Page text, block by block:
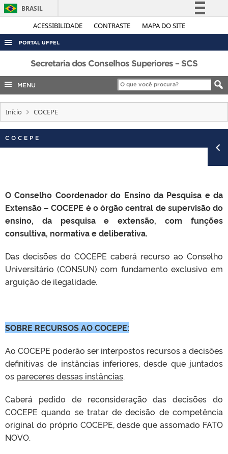
ACESSIBILIDADE CONTRASTE MAPA DO SITE
BRASIL
Simplifique!
Acesso à informação
Legislação
Canais
PORTAL UFPEL
ACESSO À INFORMAÇÃO
AUDITORIA
COBALTO
CONCURSOS
EDITAIS
INTERNACIONAL
TELEFONES
Secretaria dos Conselhos Superiores – SCS
MENU
Início COCEPE
COCEPE
O Conselho Coordenador do Ensino da Pesquisa e da
Extensão – COCEPE é o órgão central de supervisão do
ensino, da pesquisa e extensão, com funções
consultiva, normativa e deliberativa.
Das decisões do COCEPE caberá recurso ao Conselho
Universitário (CONSUN) com fundamento exclusivo em
arguição de ilegalidade.
SOBRE RECURSOS AO COCEPE:
Ao COCEPE poderão ser interpostos recursos a decisões
definitivas de instâncias inferiores, desde que juntados
os pareceres dessas instâncias.
Caberá pedido de reconsideração das decisões do
COCEPE quando se tratar de decisão de competência
original do próprio COCEPE, desde que assomado FATO
NOVO.